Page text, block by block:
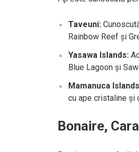
Taveuni:
Rainbow Reef și
Yasawa Islands:
Blue Lagoon și
Mamanuca
cu ape cristaline și
Bonaire,